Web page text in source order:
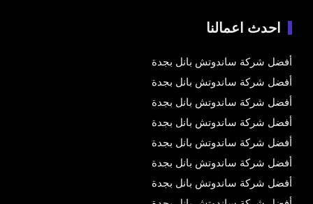
احدث اعمالنا
أفضل شركة ساندوتش بانل بجدة
أفضل شركة ساندوتش بانل بجدة
أفضل شركة ساندوتش بانل بجدة
أفضل شركة ساندوتش بانل بجدة
أفضل شركة ساندوتش بانل بجدة
أفضل شركة ساندوتش بانل بجدة
أفضل شركة ساندوتش بانل بجدة